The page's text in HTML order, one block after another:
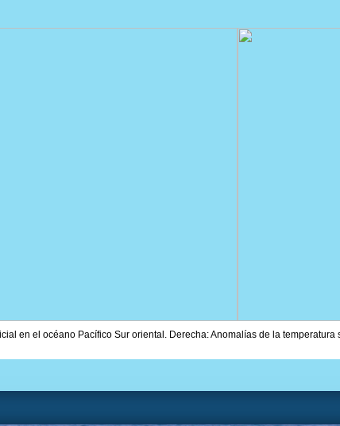
en el océano Pacífico Sur oriental. Derecha: Anomalías de la